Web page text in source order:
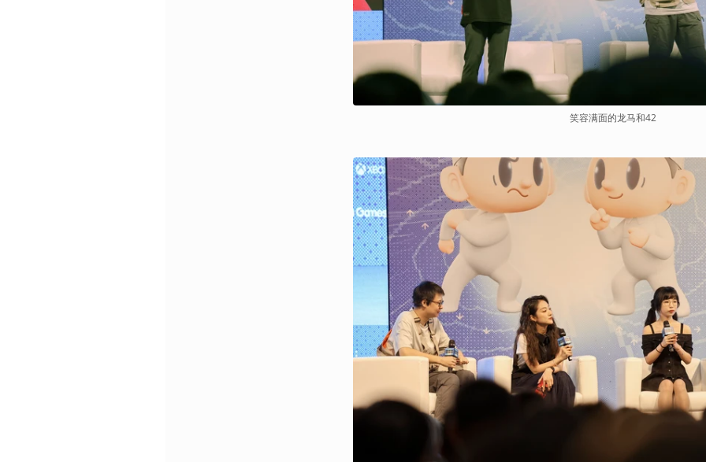
笑容满面的龙马和42